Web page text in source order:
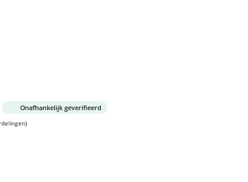
Onafhankelijk geverifieerd